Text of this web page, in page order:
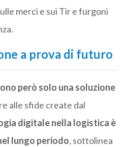
merci e sui Tir e furgoni
a prova di futuro
però solo una soluzione
alle sfide create dal
digitale nella logistica è
lungo periodo, sottolinea